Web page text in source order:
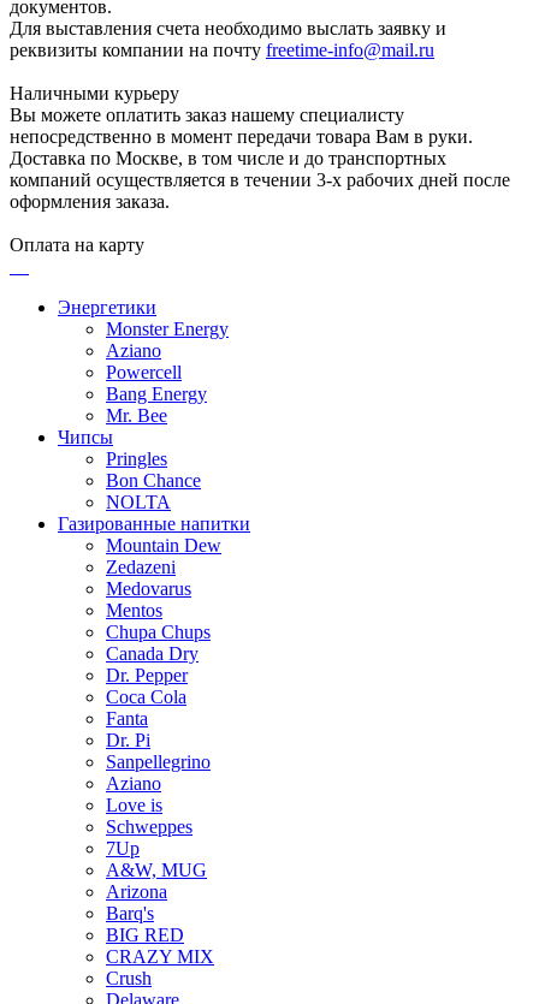
документов.
Для выставления счета необходимо выслать заявку и
реквизиты компании на почту freetime-info@mail.ru
Наличными курьеру
Вы можете оплатить заказ нашему специалисту
непосредственно в момент передачи товара Вам в руки.
Доставка по Москве, в том числе и до транспортных
компаний осуществляется в течении 3-х рабочих дней после
оформления заказа.
Оплата на карту
Энергетики
Monster Energy
Aziano
Powercell
Bang Energy
Mr. Bee
Чипсы
Pringles
Bon Chance
NOLTA
Газированные напитки
Mountain Dew
Zedazeni
Medovarus
Mentos
Chupa Chups
Canada Dry
Dr. Pepper
Coca Cola
Fanta
Dr. Pi
Sanpellegrino
Aziano
Love is
Schweppes
7Up
A&W, MUG
Arizona
Barq's
BIG RED
CRAZY MIX
Crush
Delaware